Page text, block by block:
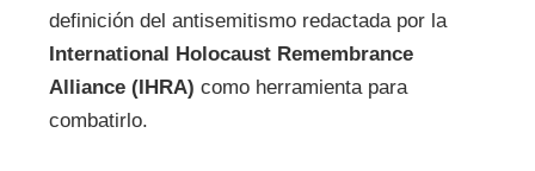
definición del antisemitismo redactada por la
International Holocaust Remembrance
Alliance (IHRA) como herramienta para
combatirlo.